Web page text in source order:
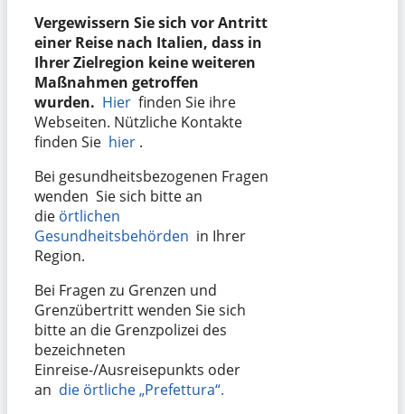
Vergewissern Sie sich vor Antritt
einer Reise nach Italien, dass in
Ihrer Zielregion keine weiteren
Maßnahmen getroffen
wurden. Hier finden Sie ihre
Webseiten. Nützliche Kontakte
finden Sie hier .
Bei gesundheitsbezogenen Fragen
wenden Sie sich bitte an
die örtlichen
Gesundheitsbehörden in Ihrer
Region.
Bei Fragen zu Grenzen und
Grenzübertritt wenden Sie sich
bitte an die Grenzpolizei des
bezeichneten
Einreise-/Ausreisepunkts oder
an die örtliche „Prefettura“.